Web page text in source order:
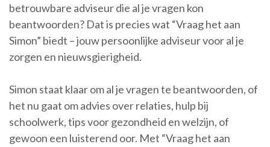
betrouwbare adviseur die al je vragen kon
beantwoorden? Dat is precies wat “Vraag het aan
Simon” biedt – jouw persoonlijke adviseur voor al je
zorgen en nieuwsgierigheid.
Simon staat klaar om al je vragen te beantwoorden, of
het nu gaat om advies over relaties, hulp bij
schoolwerk, tips voor gezondheid en welzijn, of
gewoon een luisterend oor. Met “Vraag het aan